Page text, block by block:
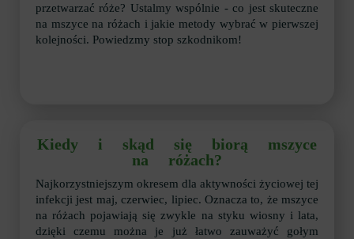
przetwarzać róże? Ustalmy wspólnie - co jest skuteczne
na mszyce na różach i jakie metody wybrać w pierwszej
kolejności. Powiedzmy stop szkodnikom!
Kiedy i skąd się biorą mszyce
na różach?
Najkorzystniejszym okresem dla aktywności życiowej tej
infekcji jest maj, czerwiec, lipiec. Oznacza to, że mszyce
na różach pojawiają się zwykle na styku wiosny i lata,
dzięki czemu można je już łatwo zauważyć gołym